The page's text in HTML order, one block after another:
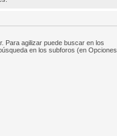
Para agilizar puede buscar en los
en los subforos (en Opciones